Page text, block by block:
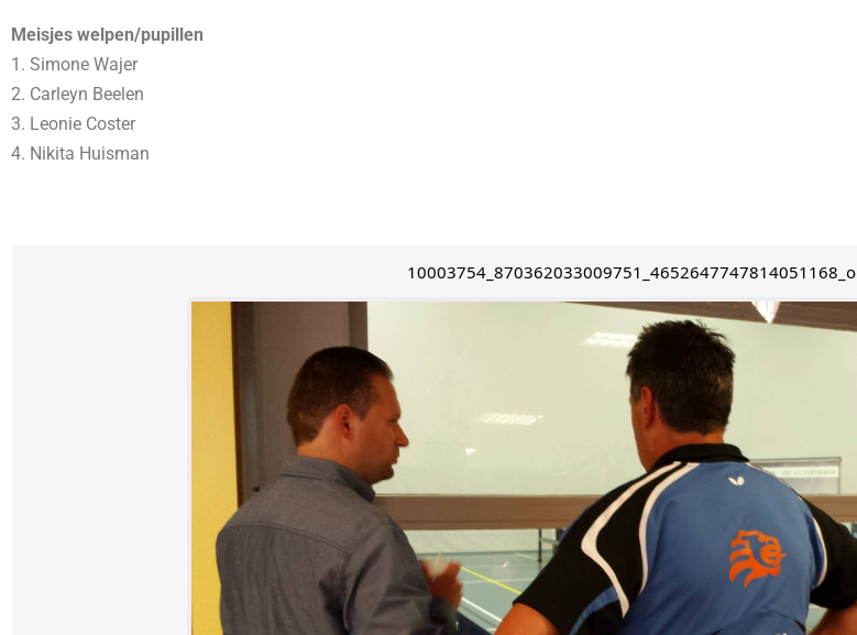
Meisjes welpen/pupillen
1. Simone Wajer
2. Carleyn Beelen
3. Leonie Coster
4. Nikita Huisman
10003754_870362033009751_4652647747814051168_o